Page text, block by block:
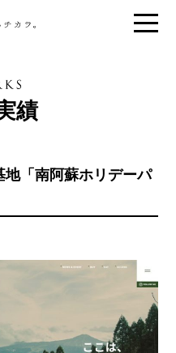
績
「南阿蘇ホリデーパ